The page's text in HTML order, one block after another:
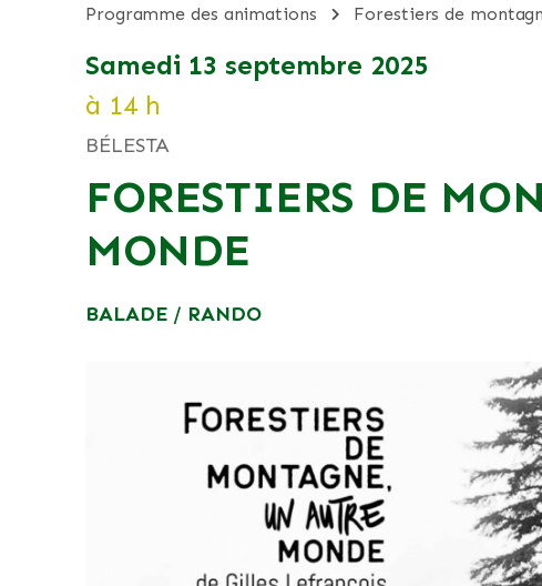
programme des animations forestiers de
samedi 13 septembre 2025
à 14 h
BÉLESTA
FORESTIERS DE
MONDE
BALADE / RANDO